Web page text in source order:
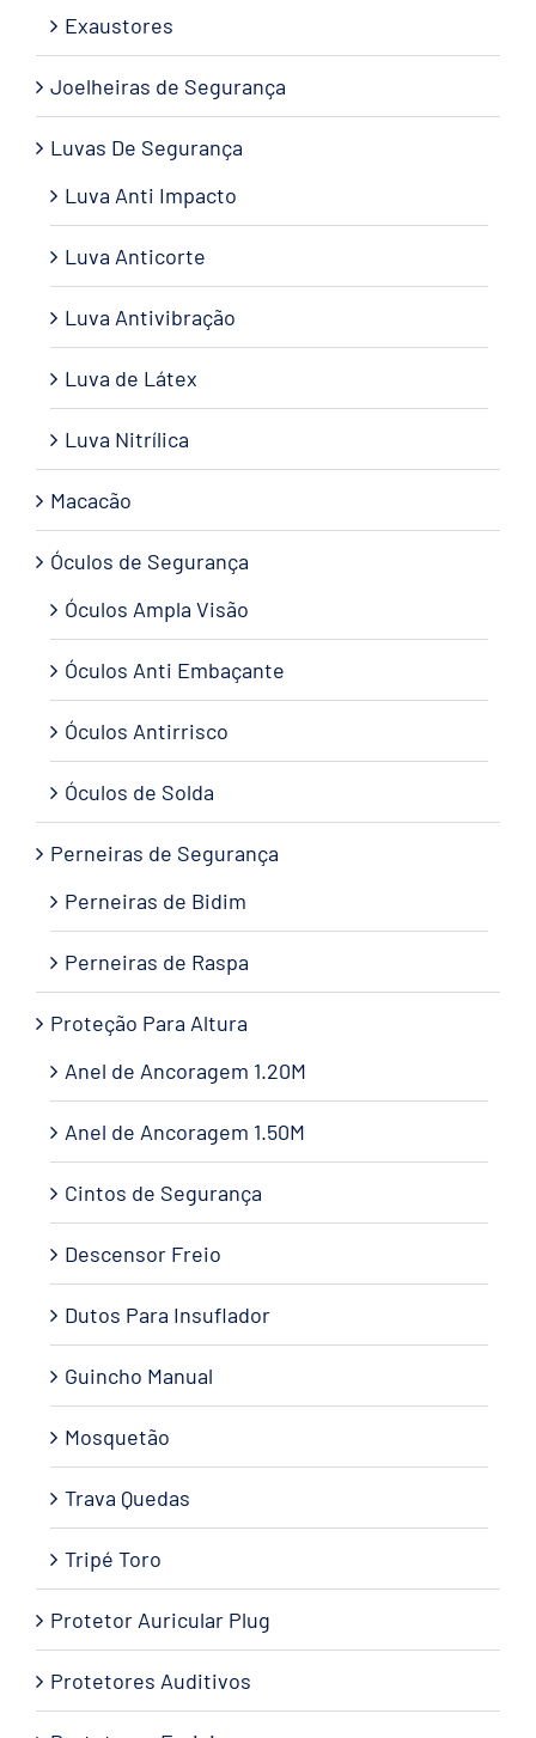
Exaustores
Joelheiras de Segurança
Luvas De Segurança
Luva Anti Impacto
Luva Anticorte
Luva Antivibração
Luva de Látex
Luva Nitrílica
Macacão
Óculos de Segurança
Óculos Ampla Visão
Óculos Anti Embaçante
Óculos Antirrisco
Óculos de Solda
Perneiras de Segurança
Perneiras de Bidim
Perneiras de Raspa
Proteção Para Altura
Anel de Ancoragem 1.20M
Anel de Ancoragem 1.50M
Cintos de Segurança
Descensor Freio
Dutos Para Insuflador
Guincho Manual
Mosquetão
Trava Quedas
Tripé Toro
Protetor Auricular Plug
Protetores Auditivos